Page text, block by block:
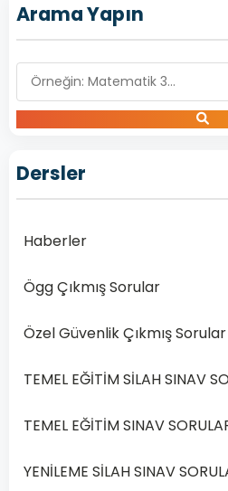
ve
Sonuç
Tarihi
Özel
Güvenlik
Görevlilerinin
sürelerini
uzatabilmeleri
katılmak
olduğu…
Devamını
Arama Yapın
Dersler
Haberler
Ögg Çıkmış Sorular
Özel Güvenlik Çıkmış Sorular
TEMEL EĞİTİM SİLAH SINAV
TEMEL EĞİTİM SINAV
YENİLEME SİLAH SINAV